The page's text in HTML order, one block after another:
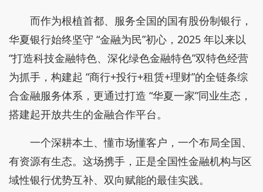
而作为根植首都、服务全国的国有股份制银行，
华夏银行始终坚守 “金融为民”初心，2025 年以来以
“打造科技金融特色、深化绿色金融特色”双特色经营
为抓手，构建起 “商行+投行+租赁+理财”的全链条综
合金融服务体系，更通过打造 “华夏一家”同业生态，
搭建起开放共生的金融合作平台。
一个深耕本土、懂市场懂客户，一个布局全国、
有资源有生态。这场携手，正是全国性金融机构与区
域性银行优势互补、双向赋能的最佳实践。